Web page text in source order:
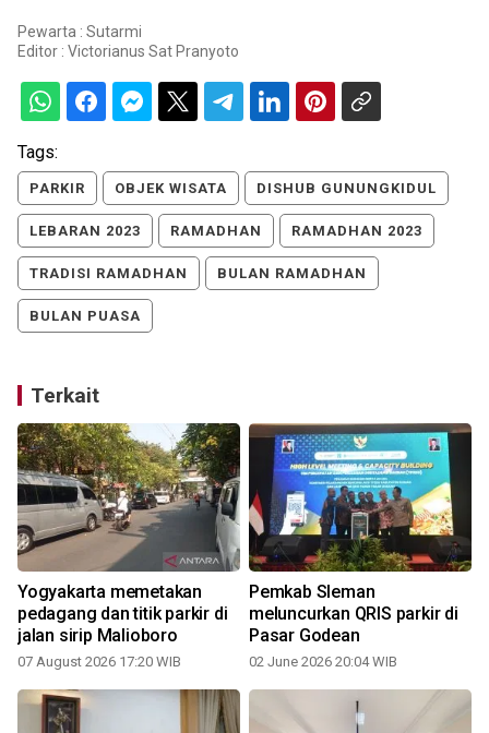
Pewarta : Sutarmi
Editor : Victorianus Sat Pranyoto
Tags:
PARKIR OBJEK WISATA DISHUB GUNUNGKIDUL
LEBARAN 2023 RAMADHAN RAMADHAN 2023
TRADISI RAMADHAN BULAN RAMADHAN
BULAN PUASA
Terkait
Yogyakarta memetakan
pedagang dan titik parkir di
jalan sirip Malioboro
07 August 2026 17:20 WIB
Pemkab Sleman
meluncurkan QRIS parkir di
Pasar Godean
02 June 2026 20:04 WIB